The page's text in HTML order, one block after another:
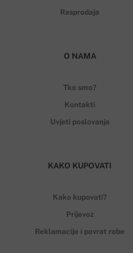
Rasprodaja
O NAMA
Tko smo?
Kontakti
Uvjeti poslovanja
KAKO KUPOVATI
Kako kupovati?
Prijevoz
Reklamacije i povrat robe